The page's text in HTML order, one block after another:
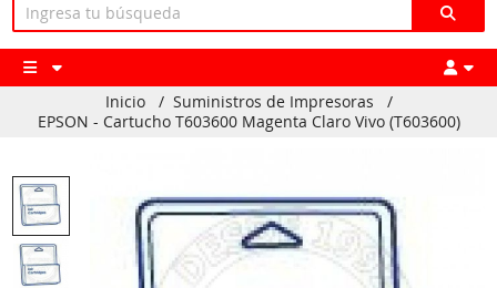
Inicio / Suministros de Impresoras
/
EPSON - Cartucho T603600 Magenta Claro Vivo (T603600)